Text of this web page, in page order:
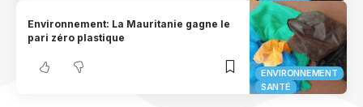
ENVIRONNEMENT
SANTÉ
Environnement: La Mauritanie gagne le
pari zéro plastique